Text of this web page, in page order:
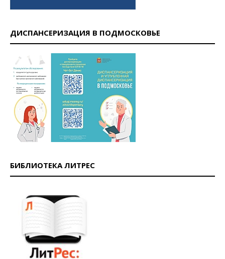
ДИСПАНСЕРИЗАЦИЯ В ПОДМОСКОВЬЕ
БИБЛИОТЕКА ЛИТРЕС